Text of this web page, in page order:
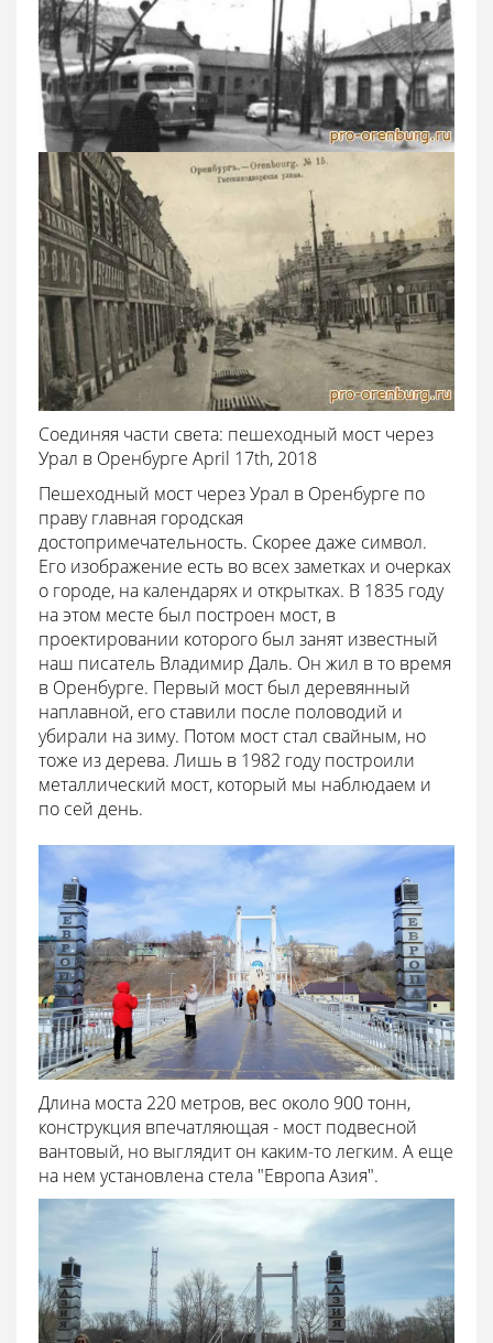
Соединяя части света: пешеходный мост через
Урал в Оренбурге April 17th, 2018
Пешеходный мост через Урал в Оренбурге по
праву главная городская
достопримечательность. Скорее даже символ.
Его изображение есть во всех заметках и очерках
о городе, на календарях и открытках. В 1835 году
на этом месте был построен мост, в
проектировании которого был занят известный
наш писатель Владимир Даль. Он жил в то время
в Оренбурге. Первый мост был деревянный
наплавной, его ставили после половодий и
убирали на зиму. Потом мост стал свайным, но
тоже из дерева. Лишь в 1982 году построили
металлический мост, который мы наблюдаем и
по сей день.
Длина моста 220 метров, вес около 900 тонн,
конструкция впечатляющая - мост подвесной
вантовый, но выглядит он каким-то легким. А еще
на нем установлена стела "Европа Азия".